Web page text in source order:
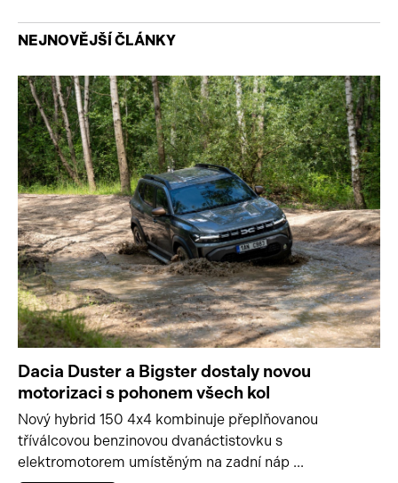
NEJNOVĚJŠÍ ČLÁNKY
Dacia Duster a Bigster dostaly novou
motorizaci s pohonem všech kol
Nový hybrid 150 4x4 kombinuje přeplňovanou
tříválcovou benzinovou dvanáctistovku s
elektromotorem umístěným na zadní náp ...